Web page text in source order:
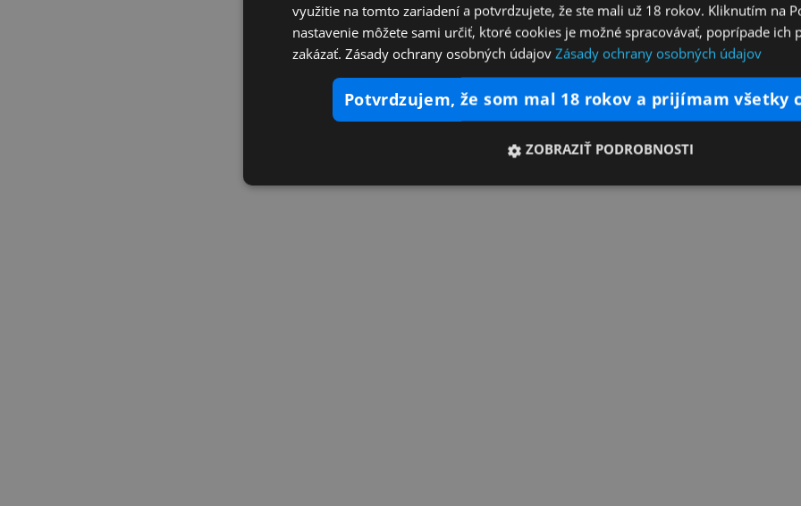
využitie na tomto zariadení a potvrdzujete, že ste mali už 18 rokov. Kliknutím na
nastavenie môžete sami určiť, ktoré cookies je možné spracovávať, poprípade ich
zakázať. Zásady ochrany osobných údajov Zásady ochrany osobných údajov
potvrdzujem, že som mal 18 rokov a prijímam všetky
ZOBRAZIŤ PODROBNOSTI